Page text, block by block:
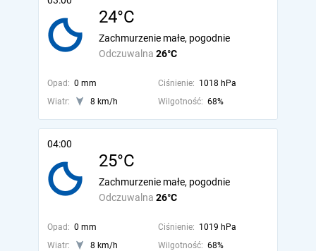
24°C
Odczuwalna 26°C
Zachmurzenie małe, pogodnie
Opad: 0 mm Ciśnienie: 1018 hPa
Wiatr:
8 km/h Wilgotność: 68%
04:00
25°C
Odczuwalna 26°C
Zachmurzenie małe, pogodnie
Opad: 0 mm Ciśnienie: 1019 hPa
Wiatr:
8 km/h Wilgotność: 68%